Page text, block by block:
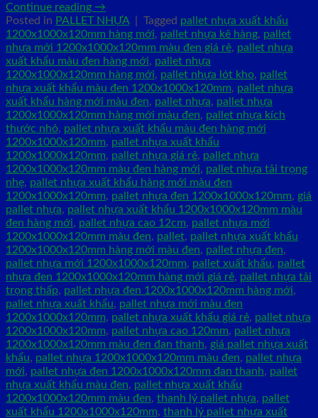
Continue reading →
Posted in PALLET NHỰA Tagged pallet nhựa xuất khẩu
1200x1000x120mm hàng mới, pallet nhựa kê hàng, pallet
nhựa mới 1200x1000x120mm màu đen giá rẻ, pallet nhựa
xuất khẩu màu đen hàng mới, pallet nhựa
1200x1000x120mm hàng mới, pallet nhựa lót kho, pallet
nhựa xuất khẩu màu đen 1200x1000x120mm, pallet nhựa
xuất khẩu hàng mới màu đen, pallet nhựa, pallet nhựa
1200x1000x120mm hàng mới màu đen, pallet nhựa kích
thước nhỏ, pallet nhựa xuất khẩu màu đen hàng mới
1200x1000x120mm, pallet nhựa xuất khẩu
1200x1000x120mm, pallet nhựa giá rẻ, pallet nhựa
1200x1000x120mm màu đen hàng mới, pallet nhựa tải trọng
nhẹ, pallet nhựa xuất khẩu hàng mới màu đen
1200x1000x120mm, pallet nhựa đen 1200x1000x120mm, giá
pallet nhựa, pallet nhựa xuất khẩu 1200x1000x120mm màu
đen hàng mới, pallet nhựa cao 12cm, pallet nhựa mới
1200x1000x120mm màu đen, pallet, pallet nhựa xuất khẩu
1200x1000x120mm hàng mới màu đen, pallet nhựa đen,
pallet nhựa mới 1200x1000x120mm, pallet xuất khẩu, pallet
nhựa đen 1200x1000x120mm hàng mới giá rẻ, pallet nhựa tải
trọng thấp, pallet nhựa đen 1200x1000x120mm hàng mới,
pallet nhựa xuất khẩu, pallet nhựa mới màu đen
1200x1000x120mm, pallet nhựa xuất khẩu giá rẻ, pallet nhựa
1200x1000x120mm, pallet nhựa cao 120mm, pallet nhựa
1200x1000x120mm màu đen đan thanh, giá pallet nhựa xuất
khẩu, pallet nhựa 1200x1000x120mm màu đen, pallet nhựa
mới, pallet nhựa đen 1200x1000x120mm đan thanh, pallet
nhựa xuất khẩu màu đen, pallet nhựa xuất khẩu
1200x1000x120mm màu đen, thanh lý pallet nhựa, pallet
xuất khẩu 1200x1000x120mm, thanh lý pallet nhựa xuất